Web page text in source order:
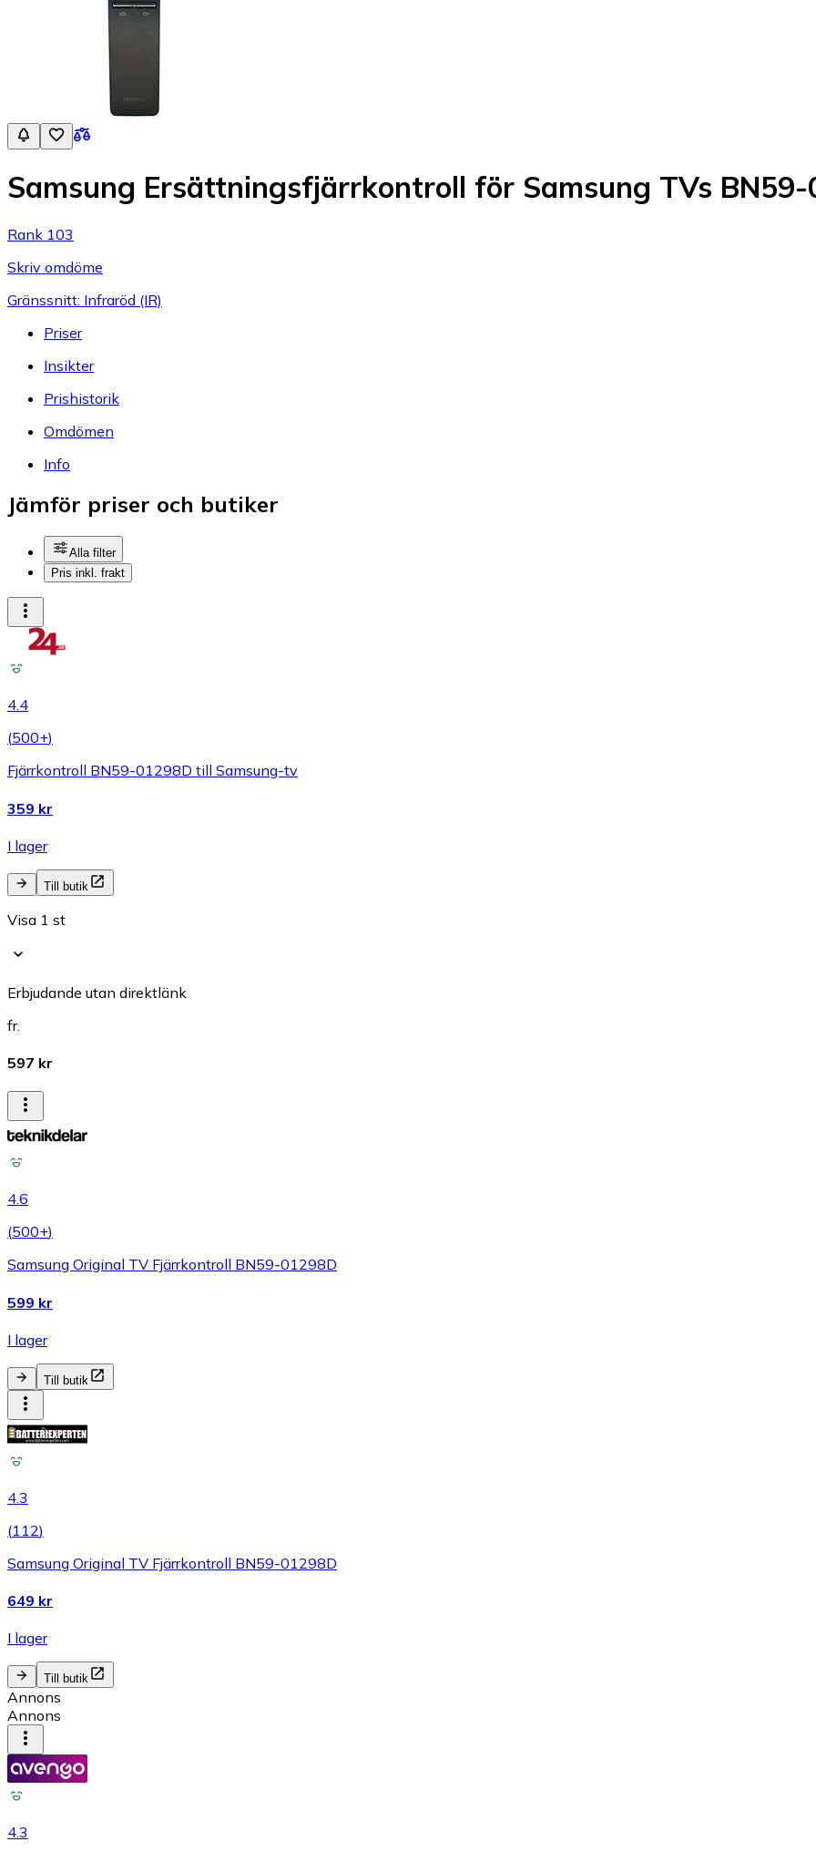
Samsung Ersättningsfjärrkontroll för Samsung TVs BN59-
Rank 103
Skriv omdöme
Gränssnitt: Infraröd (IR)
Priser
Insikter
Prishistorik
Omdömen
Info
Jämför priser och butiker
Alla filter
Pris inkl. frakt
4.4
(500+)
Fjärrkontroll BN59-01298D till Samsung-tv
359 kr
I lager
Till butik
Visa 1 st
Erbjudande utan direktlänk
fr.
597 kr
4.6
(500+)
Samsung Original TV Fjärrkontroll BN59-01298D
599 kr
I lager
Till butik
4.3
(112)
Samsung Original TV Fjärrkontroll BN59-01298D
649 kr
I lager
Till butik
Annons
Annons
4.3